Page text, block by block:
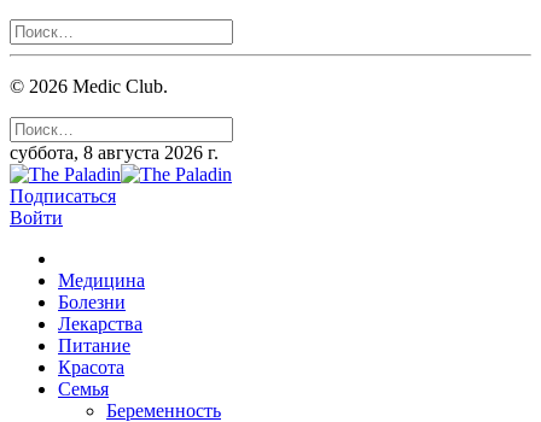
© 2026 Medic Club.
суббота, 8 августа 2026 г.
Подписаться
Войти
Медицина
Болезни
Лекарства
Питание
Красота
Семья
Беременность